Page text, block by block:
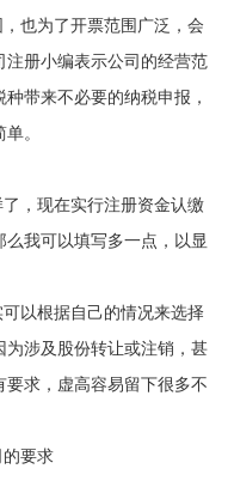
也为了开票范围广泛，会
册小编表示公司的经营范
带来不必要的纳税申报，
。
，现在实行注册资金认缴
我可以填写多一点，以显
以根据自己的情况来选择
为涉及股份转让或注销，甚
求，虚高容易留下很多不
的要求